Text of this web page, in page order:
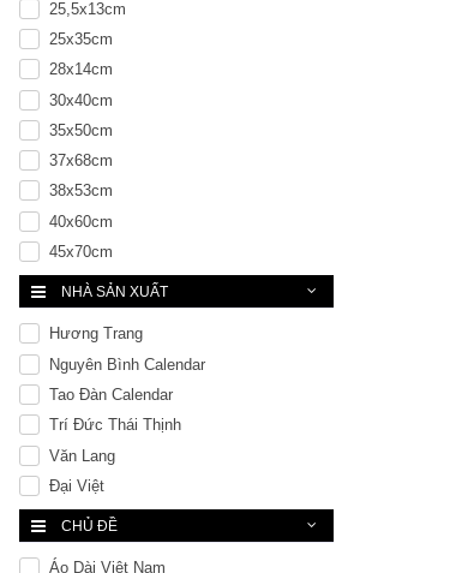
25,5x13cm
25x35cm
28x14cm
30x40cm
35x50cm
37x68cm
38x53cm
40x60cm
45x70cm
NHÀ SẢN XUẤT
Hương Trang
Nguyên Bình Calendar
Tao Đàn Calendar
Trí Đức Thái Thịnh
Văn Lang
Đại Việt
CHỦ ĐỀ
Áo Dài Việt Nam